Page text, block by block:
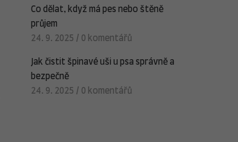
Co dělat, když má pes nebo štěně
průjem
24. 9. 2025 / 0 komentářů
Jak čistit špinavé uši u psa správně a
bezpečně
24. 9. 2025 / 0 komentářů